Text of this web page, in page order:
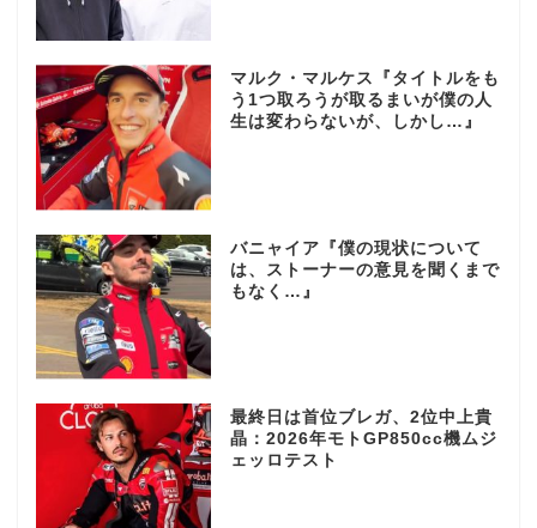
マルク・マルケス『タイトルをも
う1つ取ろうが取るまいが僕の人
生は変わらないが、しかし…』
バニャイア『僕の現状について
は、ストーナーの意見を聞くまで
もなく…』
最終日は首位ブレガ、2位中上貴
晶：2026年モトGP850cc機ムジ
ェッロテスト